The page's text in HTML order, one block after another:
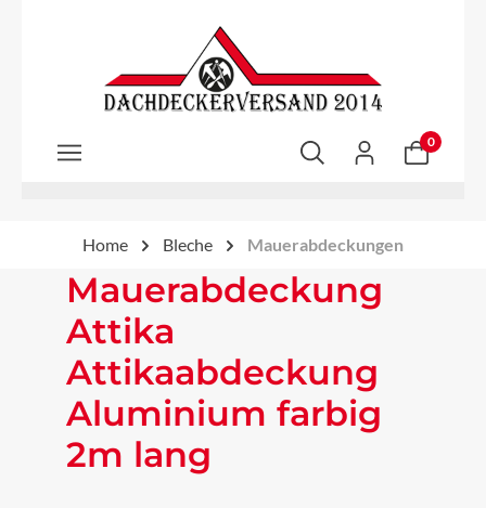
Zum Hauptinhalt springen
0
Home Bleche Mauerabdeckungen
Mauerabdeckung
Attika
Attikaabdeckung
Aluminium farbig
2m lang